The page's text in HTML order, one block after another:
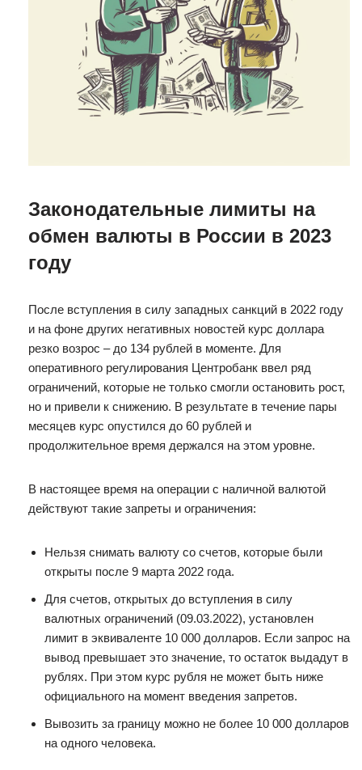
Законодательные лимиты на
обмен валюты в России в 2023
году
После вступления в силу западных санкций в 2022 году
и на фоне других негативных новостей курс доллара
резко возрос – до 134 рублей в моменте. Для
оперативного регулирования Центробанк ввел ряд
ограничений, которые не только смогли остановить рост,
но и привели к снижению. В результате в течение пары
месяцев курс опустился до 60 рублей и
продолжительное время держался на этом уровне.
В настоящее время на операции с наличной валютой
действуют такие запреты и ограничения:
Нельзя снимать валюту со счетов, которые были
открыты после 9 марта 2022 года.
Для счетов, открытых до вступления в силу
валютных ограничений (09.03.2022), установлен
лимит в эквиваленте 10 000 долларов. Если запрос на
вывод превышает это значение, то остаток выдадут в
рублях. При этом курс рубля не может быть ниже
официального на момент введения запретов.
Вывозить за границу можно не более 10 000 долларов
на одного человека.